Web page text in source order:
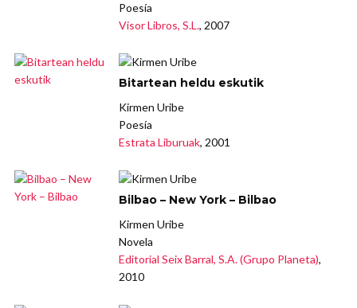
Poesía
Visor Libros, S.L., 2007
Bitartean heldu eskutik
Kirmen Uribe
Poesía
Estrata Liburuak, 2001
Bilbao – New York – Bilbao
Kirmen Uribe
Novela
Editorial Seix Barral, S.A. (Grupo Planeta),
2010